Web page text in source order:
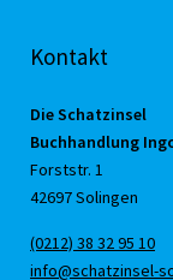
Kontakt
Die Schatzinsel
Buchhandlung
Forststr. 1
42697 Solingen
(0212) 38 32 95 10
info@schatzinsel-